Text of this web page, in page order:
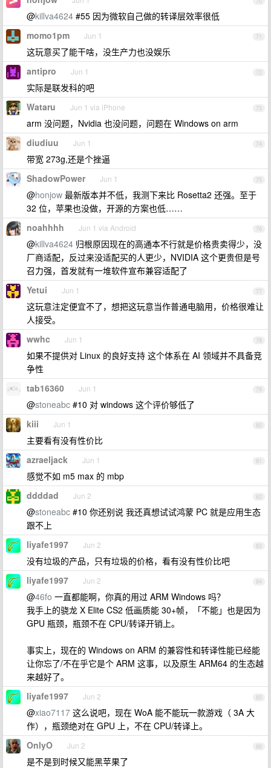
@killva4624 #55 因为微软自己做的转译层效率很低
71
momo1pm Jun 1
这玩意买了能干啥，没生产力也没娱乐
72
antipro Jun 1
实际是联发科的吧
73
Wataru Jun 1 via iPhone
arm 没问题，Nvidia 也没问题，问题在 Windows on arm
74
diudiuu Jun 1
带宽 273g,还是个挫逼
75
ShadowPower Jun 1
@honjow 最新版本并不低，我测下来比 Rosetta2 还强。至于
32 位，苹果也没做，开源的方案也低……
76
noahhhh Jun 1 via Android
@killva4624 归根原因现在的高通本不行就是价格贵卖得少，没
厂商适配，反过来没适配买的人更少，NVIDIA 这个更贵但是号
召力强，首发就有一堆软件宣布兼容适配了
77
Yetui Jun 1
这玩意注定便宜不了，想把这玩意当作普通电脑用，价格很难让
人接受。
78
wwhc Jun 1
如果不提供对 Linux 的良好支持 这个体系在 AI 领域并不具备竞
争性
79
tab16360 Jun 1
@stoneabc #10 对 windows 这个评价够低了
80
kiii Jun 1
主要看有没有性价比
81
azraeljack Jun 1
感觉不如 m5 max 的 mbp
82
ddddad Jun 2
@stoneabc #10 你还别说 我还真想试试鸿蒙 PC 就是应用生态
跟不上
83
liyafe1997 Jun 2
没有垃圾的产品，只有垃圾的价格，看有没有性价比吧
84
liyafe1997 Jun 2
@46fo 一直都能啊，你真的用过 ARM Windows 吗？
我手上的骁龙 X Elite CS2 低画质能 30+帧，「不能」也是因为
GPU 瓶颈，瓶颈不在 CPU/转译开销上。
事实上，现在的 Windows on ARM 的兼容性和转译性能已经能
让你忘了/不在乎它是个 ARM 这事，以及原生 ARM64 的生态越
来越好了。
85
liyafe1997 Jun 2
@xiao7117 这么说吧，现在 WoA 能不能玩一款游戏（ 3A 大
作），瓶颈绝对在 GPU 上，不在 CPU/转译上。
86
OnlyO Jun 2
是不是到时候又能黑苹果了